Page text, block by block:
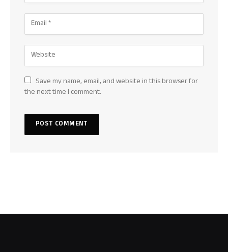
Save my name, email, and website in this browser for
the next time I comment.